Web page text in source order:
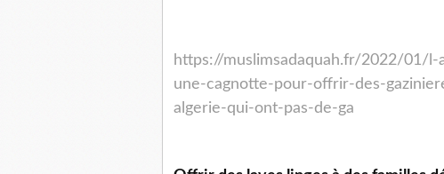
https://muslimsadaquah.fr/2022/01/l-
une-cagnotte-pour-offrir-des-
algerie-qui-ont-pas-de-ga